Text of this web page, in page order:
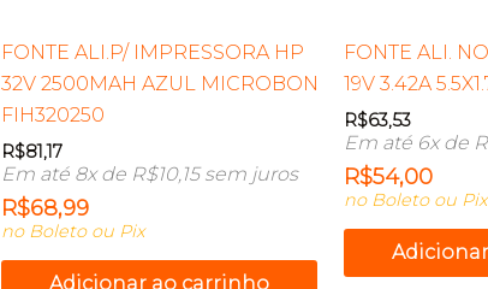
FONTE ALI.P/ IMPRESSORA HP
32V 2500MAH AZUL MICROBON
FIH320250
R$81,17
Em até 8x de R$10,15sem juros
R$68,99
no Boleto ou Pix
Adicionar ao carrinho
FONTE ALI.
19V 3.42A
R$63,53
Em até 6x de
R$54,00
no Boleto ou Pix